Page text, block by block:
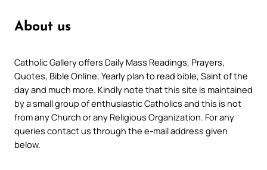
About us
Catholic Gallery offers Daily Mass Readings, Prayers,
Quotes, Bible Online, Yearly plan to read bible, Saint of the
day and much more. Kindly note that this site is maintained
by a small group of enthusiastic Catholics and this is not
from any Church or any Religious Organization. For any
queries contact us through the e-mail address given
below.